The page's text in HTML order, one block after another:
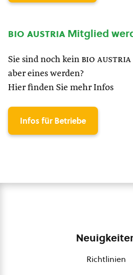
bio austria Mitglied
Sie sind noch kein bio austria
aber eines werden?
Hier finden Sie mehr Infos
Infos für Betriebe
Richtlinien